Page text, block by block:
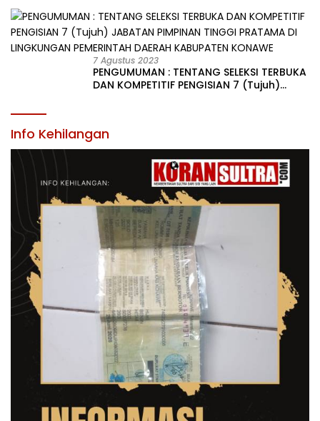
LINGKUNGAN PEMERINTAH DAERAH
KABUPATEN KONAWE
7 Agustus 2023
PENGUMUMAN : TENTANG SELEKSI TERBUKA
DAN KOMPETITIF PENGISIAN 7 (Tujuh)
Info Kehilangan